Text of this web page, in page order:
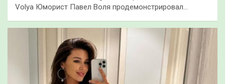
Volya Юморист Павел Воля продемонстрировал…